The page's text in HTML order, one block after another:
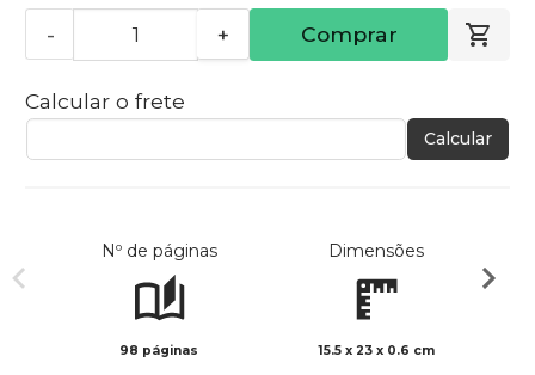
- + Comprar
Calcular o frete
Calcular
Nº de páginas
98 páginas
Dimensões
15.5 x 23 x 0.6 cm